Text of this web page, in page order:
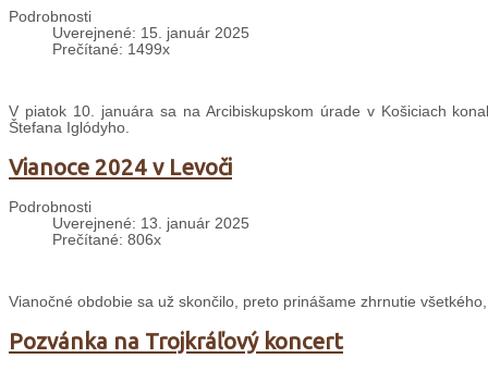
Podrobnosti
Uverejnené: 15. január 2025
Prečítané: 1499x
V piatok 10. januára sa na Arcibiskupskom úrade v Košiciach
Štefana Iglódyho.
Vianoce 2024 v Levoči
Podrobnosti
Uverejnené: 13. január 2025
Prečítané: 806x
Vianočné obdobie sa už skončilo, preto prinášame zhrnutie
Pozvánka na Trojkráľový koncert